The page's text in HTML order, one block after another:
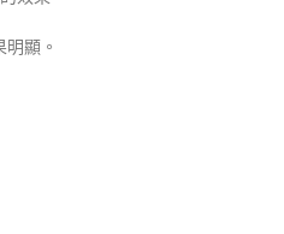
顯。